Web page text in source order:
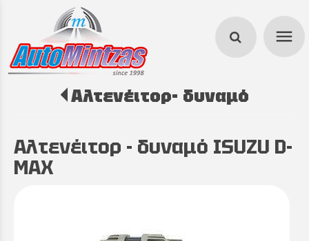
menu
Αλτενέιτορ- δυναμό
Αλτενέιτορ - δυναμό ISUZU D-
MAX